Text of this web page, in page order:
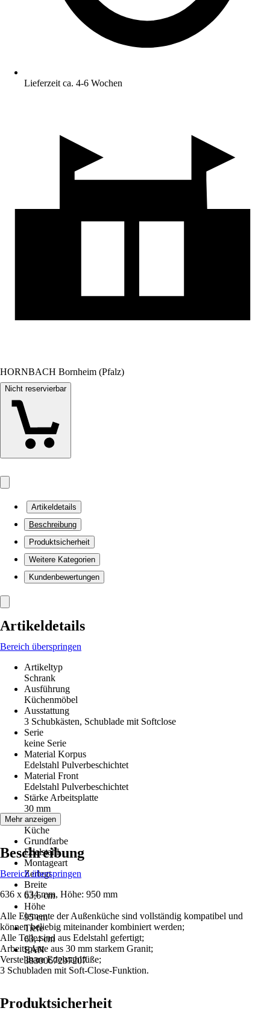
Lieferzeit ca. 4-6 Wochen
HORNBACH Bornheim (Pfalz)
Nicht reservierbar
Artikeldetails
Beschreibung
Produktsicherheit
Weitere Kategorien
Kundenbewertungen
Artikeldetails
Bereich überspringen
Artikeltyp
Schrank
Ausführung
Küchenmöbel
Ausstattung
3 Schubkästen, Schublade mit Softclose
Serie
keine Serie
Material Korpus
Edelstahl Pulverbeschichtet
Material Front
Edelstahl Pulverbeschichtet
Stärke Arbeitsplatte
30 mm
Räume
Küche
Grundfarbe
Edelstahl
Montageart
Zerlegt
Breite
63,6 cm
Höhe
95 cm
Tiefe
63,4 cm
EAN
3830067297207
Mehr anzeigen
Beschreibung
Bereich überspringen
636 x 634 mm, Höhe: 950 mm
Alle Elemente der Außenküche sind vollständig kompatibel und
können beliebig miteinander kombiniert werden;
Alle Teile sind aus Edelstahl gefertigt;
Arbeitsplatte aus 30 mm starkem Granit;
Verstellbare Edelstahlfüße;
3 Schubladen mit Soft-Close-Funktion.
Produktsicherheit